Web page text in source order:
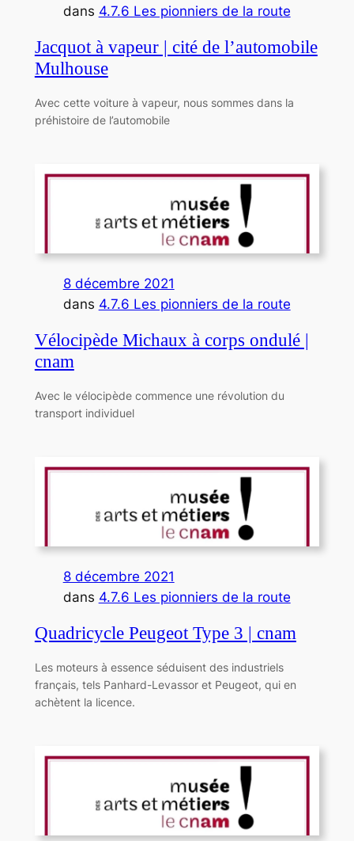
dans 4.7.6 Les pionniers de la route
Jacquot à vapeur | cité de l’automobile
Mulhouse
Avec cette voiture à vapeur, nous sommes dans la
préhistoire de l’automobile
8 décembre 2021
dans 4.7.6 Les pionniers de la route
Vélocipède Michaux à corps ondulé |
cnam
Avec le vélocipède commence une révolution du
transport individuel
8 décembre 2021
dans 4.7.6 Les pionniers de la route
Quadricycle Peugeot Type 3 | cnam
Les moteurs à essence séduisent des industriels
français, tels Panhard-Levassor et Peugeot, qui en
achètent la licence.